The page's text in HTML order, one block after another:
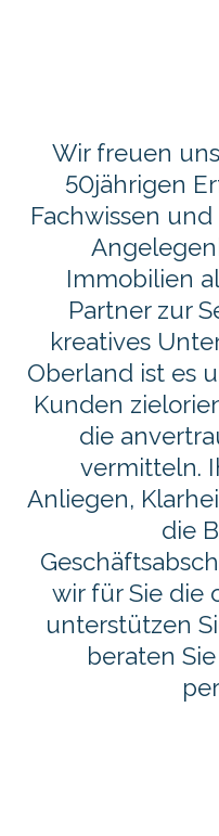
Wir freuen
50jährigen
Fachwissen
Immobilien
Partner zur
kreatives
Oberland ist es
Kunden
die
vermitteln.
Anliegen,
die
wir für Sie die
unterstützen
beraten